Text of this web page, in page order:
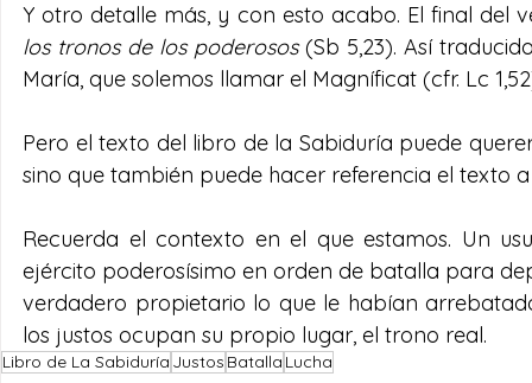
Y otro detalle más, y con esto acabo. El final del
los tronos de los poderosos (Sb 5,23). Así
María, que solemos llamar el Magníficat (cfr. Lc
Pero el texto del libro de la Sabiduría puede
sino que también puede hacer referencia el texto
Recuerda el contexto en el que estamos. Un
ejército poderosísimo en orden de batalla para
verdadero propietario lo que le habían
los justos ocupan su propio lugar, el trono real.
Libro de La Sabiduría Justos Batalla Lucha